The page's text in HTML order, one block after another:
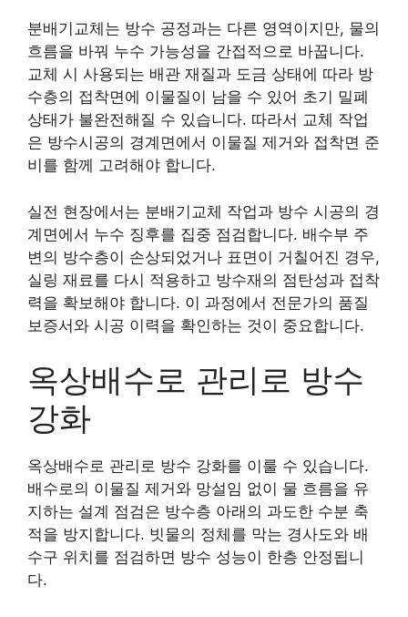
분배기교체는 방수 공정과는 다른 영역이지만, 물의
흐름을 바꿔 누수 가능성을 간접적으로 바꿉니다.
교체 시 사용되는 배관 재질과 도금 상태에 따라 방
수층의 접착면에 이물질이 남을 수 있어 초기 밀폐
상태가 불완전해질 수 있습니다. 따라서 교체 작업
은 방수시공의 경계면에서 이물질 제거와 접착면 준
비를 함께 고려해야 합니다.
실전 현장에서는 분배기교체 작업과 방수 시공의 경
계면에서 누수 징후를 집중 점검합니다. 배수부 주
변의 방수층이 손상되었거나 표면이 거칠어진 경우,
실링 재료를 다시 적용하고 방수재의 점탄성과 접착
력을 확보해야 합니다. 이 과정에서 전문가의 품질
보증서와 시공 이력을 확인하는 것이 중요합니다.
옥상배수로 관리로 방수
강화
옥상배수로 관리로 방수 강화를 이룰 수 있습니다.
배수로의 이물질 제거와 망설임 없이 물 흐름을 유
지하는 설계 점검은 방수층 아래의 과도한 수분 축
적을 방지합니다. 빗물의 정체를 막는 경사도와 배
수구 위치를 점검하면 방수 성능이 한층 안정됩니
다.